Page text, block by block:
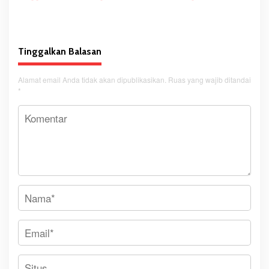
Tinggalkan Balasan
Alamat email Anda tidak akan dipublikasikan. Ruas yang wajib ditandai
*